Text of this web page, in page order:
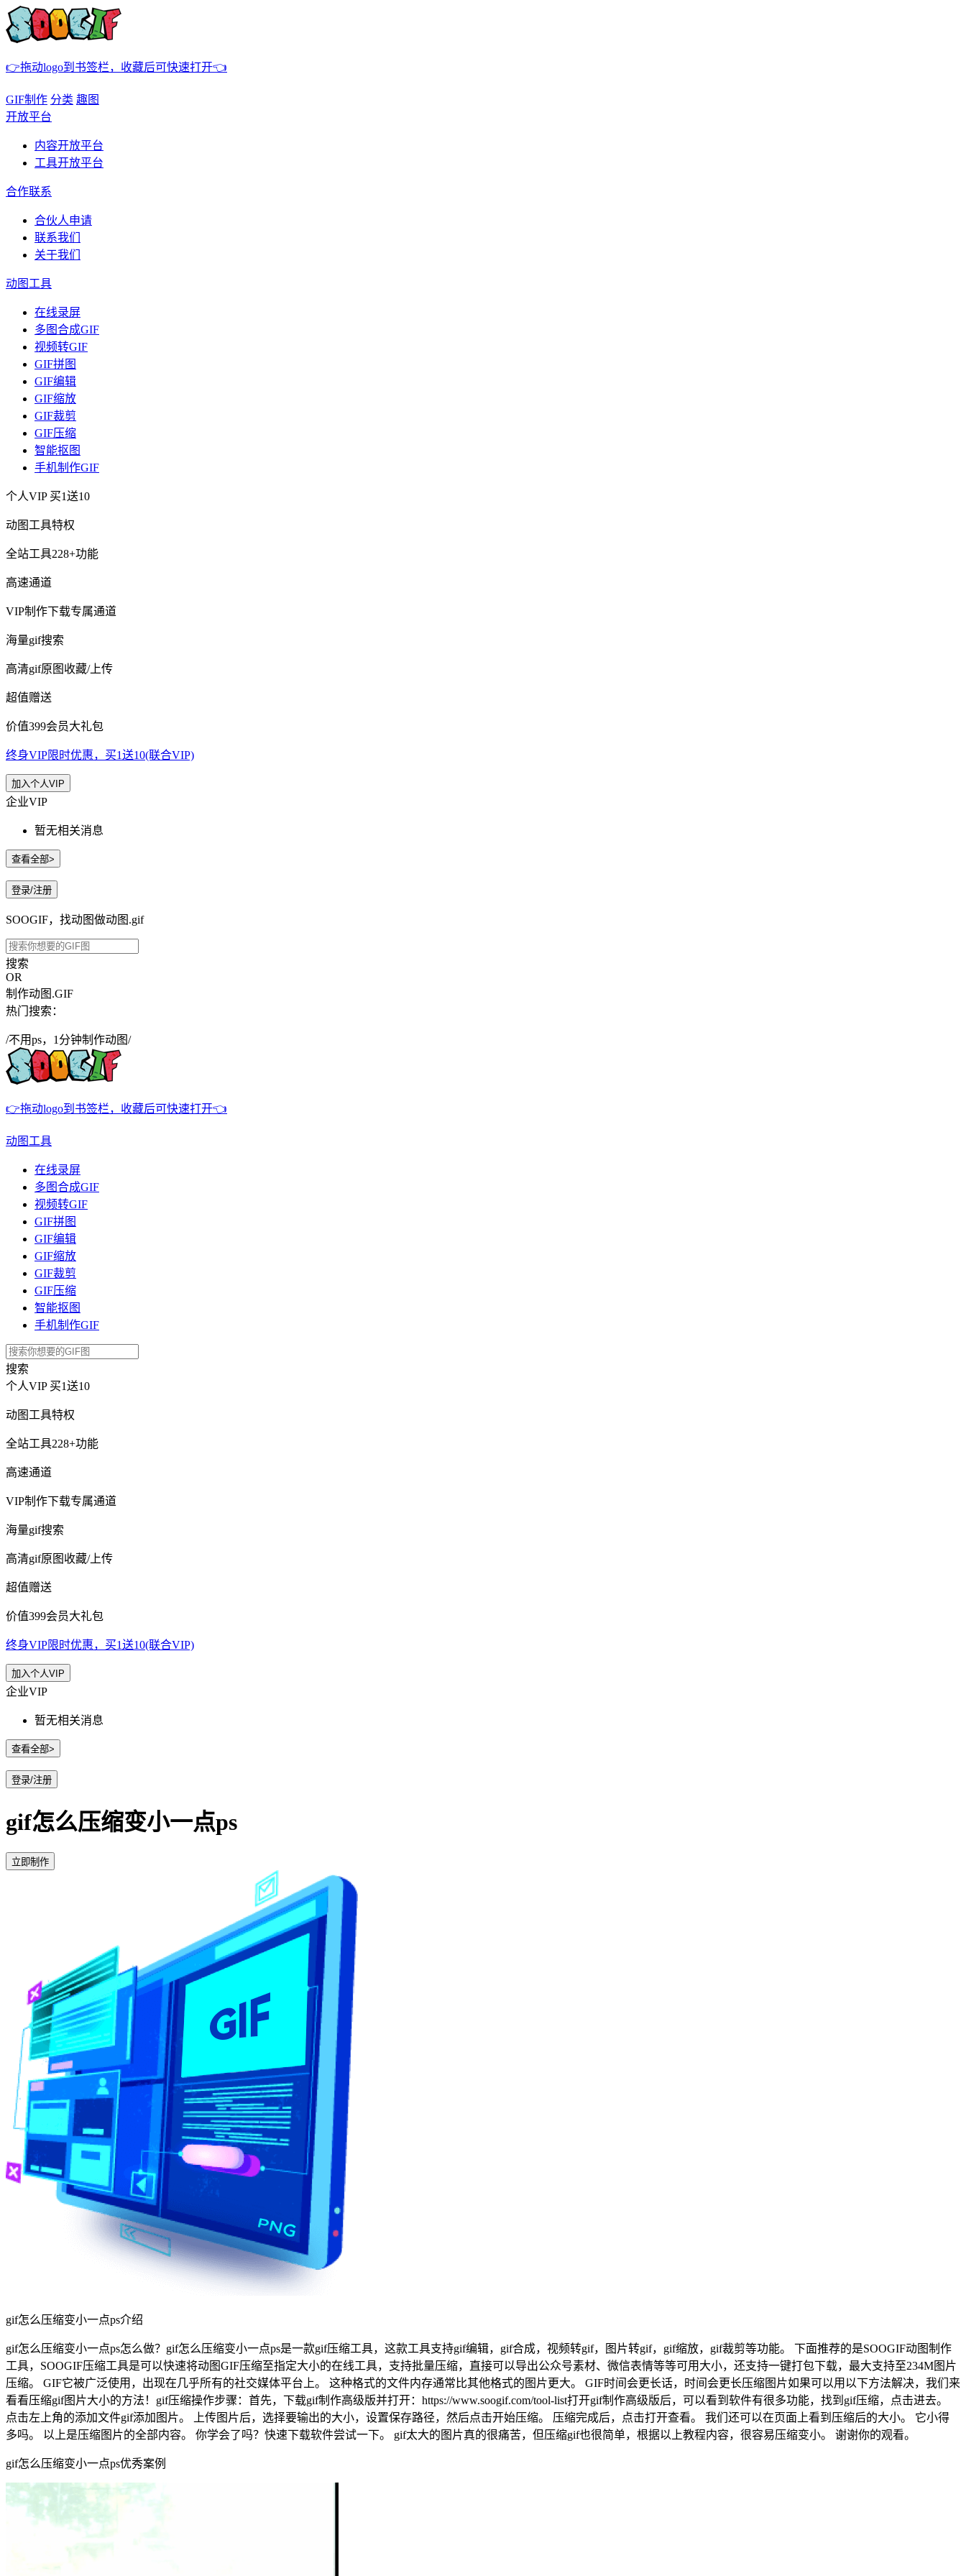
👉拖动logo到书签栏，收藏后可快速打开👈
GIF制作 分类 趣图
开放平台
内容开放平台
工具开放平台
合作联系
合伙人申请
联系我们
关于我们
动图工具
在线录屏
多图合成GIF
视频转GIF
GIF拼图
GIF编辑
GIF缩放
GIF裁剪
GIF压缩
智能抠图
手机制作GIF
个人VIP 买1送10
动图工具特权
全站工具228+功能
高速通道
VIP制作下载专属通道
海量gif搜索
高清gif原图收藏/上传
超值赠送
价值399会员大礼包
终身VIP限时优惠，买1送10(联合VIP)
加入个人VIP
企业VIP
暂无相关消息
查看全部>
登录/注册
SOOGIF，找动图做动图.gif
搜索
OR
制作动图.GIF
热门搜索：
/不用ps，1分钟制作动图/
👉拖动logo到书签栏，收藏后可快速打开👈
动图工具
在线录屏
多图合成GIF
视频转GIF
GIF拼图
GIF编辑
GIF缩放
GIF裁剪
GIF压缩
智能抠图
手机制作GIF
搜索
个人VIP 买1送10
动图工具特权
全站工具228+功能
高速通道
VIP制作下载专属通道
海量gif搜索
高清gif原图收藏/上传
超值赠送
价值399会员大礼包
终身VIP限时优惠，买1送10(联合VIP)
加入个人VIP
企业VIP
暂无相关消息
查看全部>
登录/注册
gif怎么压缩变小一点ps
立即制作
gif怎么压缩变小一点ps介绍
gif怎么压缩变小一点ps怎么做？gif怎么压缩变小一点ps是一款gif压缩工具，这款工具支持gif编辑，gif合成，视频转gif，图片转gif，gif缩放，gif裁剪等功能。 下面推荐的是SOOGIF动图制作
工具，SOOGIF压缩工具是可以快速将动图GIF压缩至指定大小的在线工具，支持批量压缩，直接可以导出公众号素材、微信表情等等可用大小，还支持一键打包下载，最大支持至234M图片
压缩。 GIF它被广泛使用，出现在几乎所有的社交媒体平台上。 这种格式的文件内存通常比其他格式的图片更大。 GIF时间会更长话，时间会更长压缩图片如果可以用以下方法解决，我们来
看看压缩gif图片大小的方法！gif压缩操作步骤：首先，下载gif制作高级版并打开：https://www.soogif.com/tool-list打开gif制作高级版后，可以看到软件有很多功能，找到gif压缩，点击进去。
点击左上角的添加文件gif添加图片。 上传图片后，选择要输出的大小，设置保存路径，然后点击开始压缩。 压缩完成后，点击打开查看。 我们还可以在页面上看到压缩后的大小。 它小得
多吗。 以上是压缩图片的全部内容。 你学会了吗？快速下载软件尝试一下。 gif太大的图片真的很痛苦，但压缩gif也很简单，根据以上教程内容，很容易压缩变小。 谢谢你的观看。
gif怎么压缩变小一点ps优秀案例